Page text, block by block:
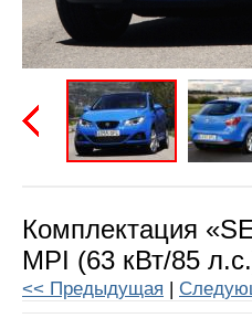
Комплектация
MPI (63 кВт/85
<< Предыдущая